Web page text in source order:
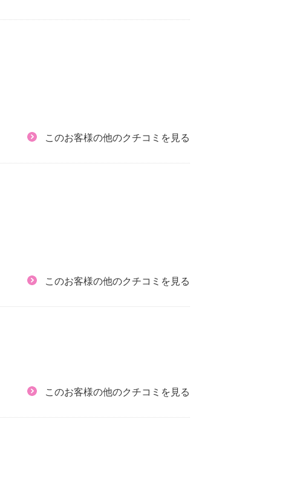
このお客様の他のクチコミを見る
このお客様の他のクチコミを見る
このお客様の他のクチコミを見る